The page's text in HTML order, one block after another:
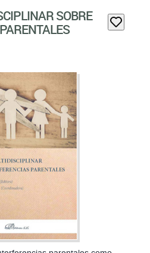
SOBRE
parentales como